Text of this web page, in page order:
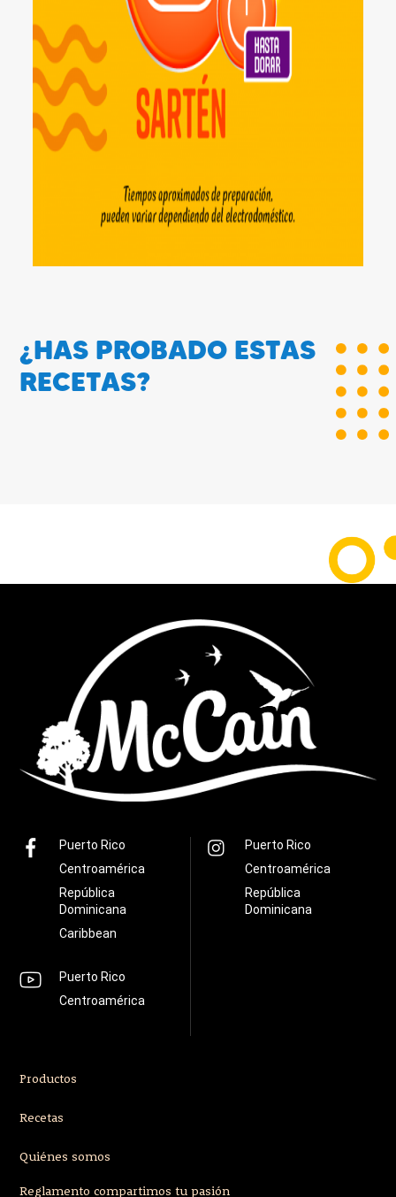
¿HAS PROBADO ESTAS
RECETAS?
Puerto Rico
Centroamérica
República
Dominicana
Caribbean
Puerto Rico
Centroamérica
República
Dominicana
Puerto Rico
Centroamérica
Productos
Recetas
Quiénes somos
Reglamento compartimos tu pasión